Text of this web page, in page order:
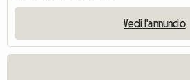
Vedi l'annuncio